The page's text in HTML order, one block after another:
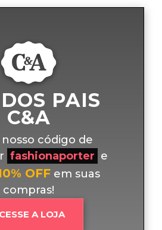
PAIS
C&A
código de
fashionaporter e
OFF em suas
compras!
A LOJA